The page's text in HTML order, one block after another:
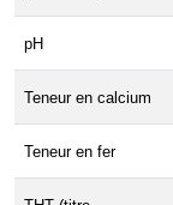
pH
Teneur en calcium
Teneur en fer